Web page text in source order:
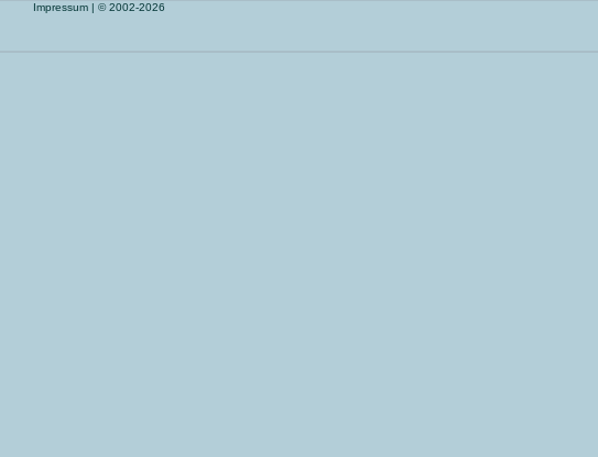
Impressum | © 2002-2026